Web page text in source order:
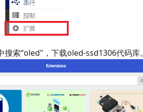
索“oled"，下载oled-ssd1306代码库。